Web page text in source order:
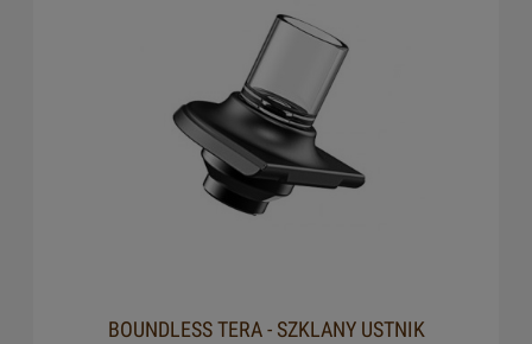
BOUNDLESS TERA - SZKLANY USTNIK